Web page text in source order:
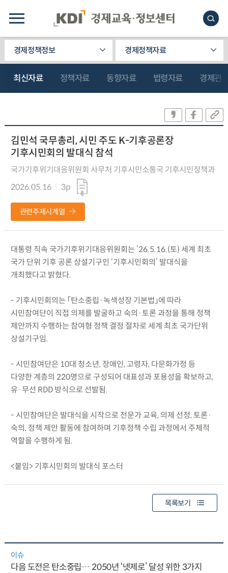
경제정책정보 경제정책자료
최신자료 정책자료 동향자료 법령자료 경제관
김민석 국무총리, 시민 주도 K-기후공론장
기후시민회의 발대식 참석
국가기후위기대응위원회 사무처 기후시민소통국 기후시민정책과
2026.05.16
3p
관련주제시계열
대통령 직속 국가기후위기대응위원회는 ’26.5.16.(토) 세계 최초
국가 단위 기후 공론 상설기구인 ‘기후시민회의’ 발대식을
개최했다고 밝혔다.
- 기후시민회의는 「탄소중립·녹색성장 기본법」에 따라
시민참여단이 직접 의제를 발굴하고 숙의·토론 과정을 통해 정책
제안까지 수행하는 참여형 정책 결정 절차로 세계 최초 국가단위
상설기구임.
- 시민참여단은 10대 청소년, 장애인, 고령자, 다문화가정 등
다양한 계층의 220명으로 구성되어 대표성과 포용성을 확보하고,
유·무선 RDD 방식으로 선발됨.
- 시민참여단은 발대식을 시작으로 전문가 교육, 의제 선정, 토론·
숙의, 정책 제안 활동에 참여하며 기후정책 수립 과정에서 주체적
역할을 수행하게 됨.
<붙임> 기후시민회의 발대식 포스터
목록보기
이슈
다음 도전은 탄소중립… 2050년 ‘넷제로’ 달성 위한 3가지